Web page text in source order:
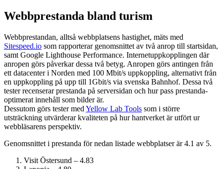
Webbprestanda bland turism
Webbprestandan, alltså webbplatsens hastighet, mäts med
Sitespeed.io som rapporterar genomsnittet av två anrop till startsidan,
samt Google Lighthouse Performance. Internet­uppkopplingen där
anropen görs påverkar dessa två betyg. Anropen görs antingen från
ett datacenter i Norden med 100 Mbit/s uppkoppling, alternativt från
en uppkoppling på upp till 1Gbit/s via svenska Bahnhof. Dessa två
tester recenserar prestanda på serversidan och hur pass prestanda­
optimerat innehåll som bilder är.
Dessutom görs tester med Yellow Lab Tools som i större
utsträckning utvärderar kvaliteten på hur hantverket är utfört ur
webbläsarens perspektiv.
Genomsnittet i prestanda för nedan listade webbplatser är 4.1 av 5.
Visit Östersund – 4.83